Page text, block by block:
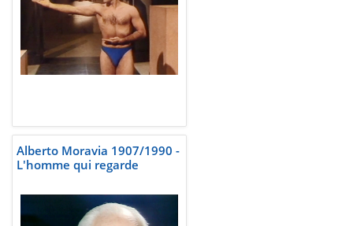
Alberto Moravia 1907/1990 -
L'homme qui regarde